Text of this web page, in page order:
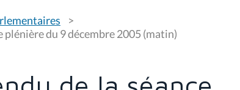
plénière du 9 décembre 2005 (matin)